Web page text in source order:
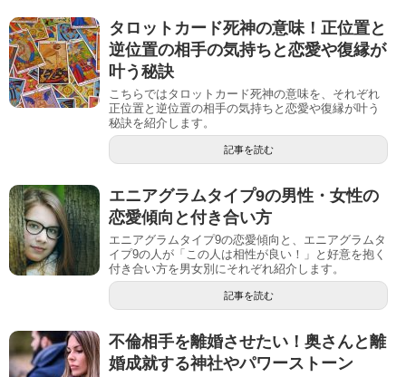
タロットカード死神の意味！正位置と
逆位置の相手の気持ちと恋愛や復縁が
叶う秘訣
こちらではタロットカード死神の意味を、それぞれ
正位置と逆位置の相手の気持ちと恋愛や復縁が叶う
秘訣を紹介します。
記事を読む
エニアグラムタイプ9の男性・女性の
恋愛傾向と付き合い方
エニアグラムタイプ9の恋愛傾向と、エニアグラムタ
イプ9の人が「この人は相性が良い！」と好意を抱く
付き合い方を男女別にそれぞれ紹介します。
記事を読む
不倫相手を離婚させたい！奥さんと離
婚成就する神社やパワーストーン